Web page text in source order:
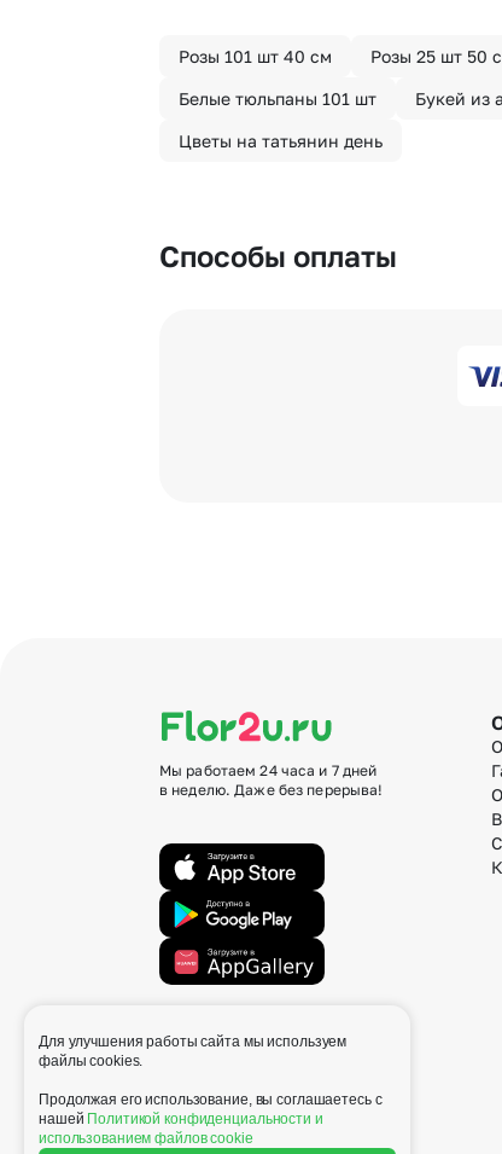
Розы 101 шт 40 см Розы 25 шт 50
Белые тюльпаны 101 шт Букей из
Цветы на татьянин день
Способы оплаты
Мы работаем 24 часа и 7 дней
в неделю. Даже без перерыва!
Для улучшения работы сайта мы используем
файлы cookies.
Продолжая его использование, вы соглашаетесь с
нашей Политикой конфиденциальности и
использованием файлов cookie